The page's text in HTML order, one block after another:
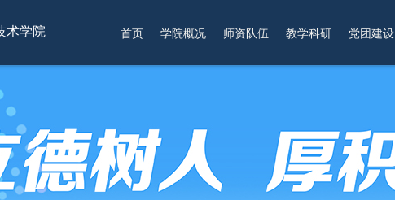
术学院 首页 学院概况 师资队伍 教学科研 党团建设